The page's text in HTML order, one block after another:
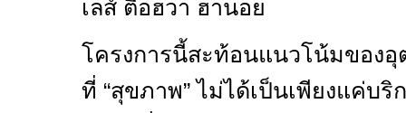
เลส์ ตือฮวา ฮานอย
โครงการนี้สะท้อนแนวโน้มของอุ
ที่ “สุขภาพ” ไม่ได้เป็นเพียงแค่บริ